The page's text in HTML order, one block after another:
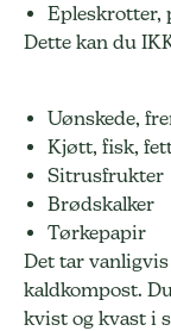
Epleskrotter,
Dette kan du
Uønskede,
Kjøtt, fisk,
Sitrusfrukter
Brødskalker
Tørkepapir
Det tar
kaldkompost.
kvist og kvast i